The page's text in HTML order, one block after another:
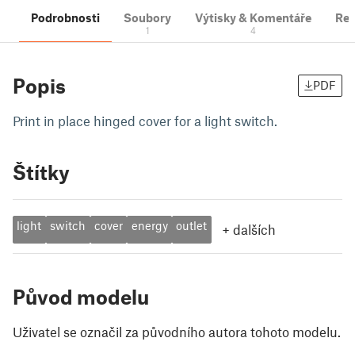
Podrobnosti Soubory
1
Výtisky & Komentáře
4
Popis PDF
Print in place hinged cover for a light switch.
Štítky
light switch cover energy outlet + dalších
Původ modelu
Uživatel se označil za původního autora tohoto modelu.